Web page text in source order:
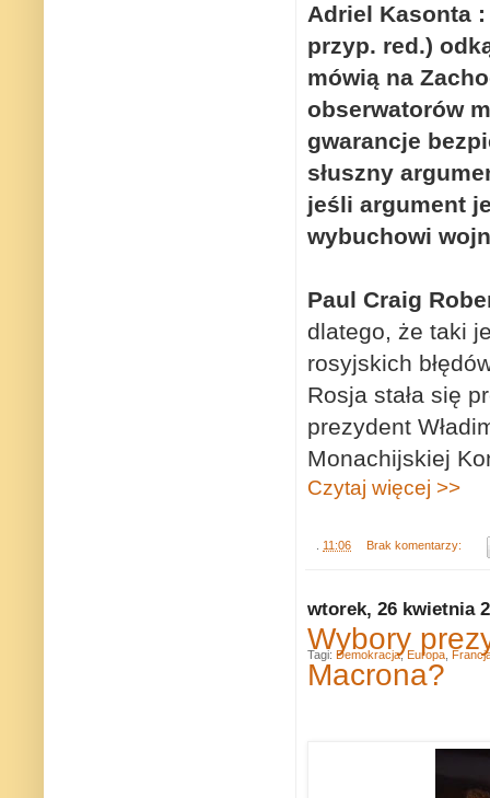
Adriel Kasonta
przyp. red.)
mówią na
obserwatorów
gwarancje
słuszny
jeśli argument
wybuchowi
Paul Craig
dlatego, że taki
rosyjskich
Rosja stała się
prezydent
Monachijskiej
Czytaj więcej >>
11:06 Brak komentarzy:
wtorek, 26 kwietnia
Wybory
Macrona?
Tagi: Demokracja, Europa